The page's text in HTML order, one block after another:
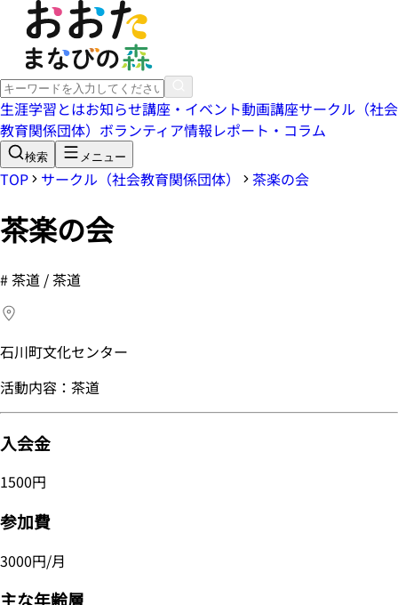
生涯学習とはお知らせ講座・イベント動画講座サークル（社会
教育関係団体） ボランティア情報レポート・コラム
検索 メニュー
TOP サークル（社会教育関係団体） 茶楽の会
茶楽の会
#茶道 / 茶道
石川町文化センター
活動内容：茶道
入会金
1500円
参加費
3000円/月
主な年齢層